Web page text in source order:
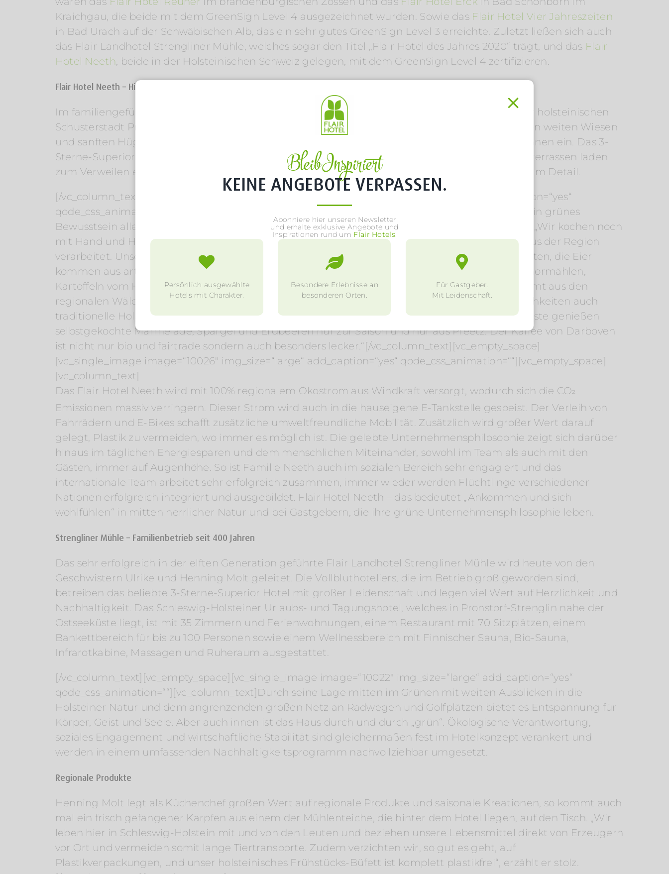
Kraichgau, die beide mit dem GreenSign Level 4 ausgezeichnet wurden. Sowie das Flair Hotel Vier Jahreszeiten
in Bad Urach auf der Schwäbischen Alb, das ein sehr gutes GreenSign Level 3 erreichte. Zuletzt ließen sich auch
das Flair Landhotel Strengliner Mühle, welches sogar den Titel „Flair Hotel des Jahres 2020“ trägt, und das Flair
Hotel Neeth, beide in der Holsteinischen Schweiz gelegen, mit dem GreenSign Level 4 zertifizieren.
Flair Hotel Neeth – Hier zählen der Mensch und die Natur
Im familiengeführten Flair Hotel Neeth in Dammdorf, einem Ortsteil von Lehmkuhlen, nahe der holsteinischen
Schusterstadt Preetz, steht das Thema Nachhaltigkeit an erster Stelle. Die Region ist geprägt von weiten Wiesen
und sanften Hügeln. Über 150 traumhafte Seen laden zum Baden, Paddeln, Segeln und Entspannen ein. Das 3-
Sterne-Superior Hotel mit Restaurant bietet 16 Zimmer und einen Tagungsbereich. Die Sonnenterrassen laden
zum Verweilen ein. Familie Neeth führt das Traditionshaus in dritter Generation mit viel Liebe zum Detail.
[/vc_column_text][vc_empty_space][vc_single_image image=“10018″ img_size=“large“ add_caption=“yes“
qode_css_animation=““][vc_column_text]Hier wissen sowohl Besitzer als auch Mitarbeiter, dass ein grünes
Bewusstsein allein nicht hilft, sondern auch gehandelt werden muss. Inhaber Kay Neeth erklärt: „Wir kochen noch
mit Hand und Herz. In unserer Küche werden fast ausschließlich frische Produkte vorwiegend aus der Region
verarbeitet. Unser Galloway wird robust auf Schleswig-Holsteinischen Naturschutzflächen gehalten, die Eier
kommen aus artgerechter Tierhaltung, die freilaufende Martinsgans stammt vom Bauernhof Thormählen,
Kartoffeln vom Hof Kröger in Postfeld, Schweinefleisch aus Norddeutschland, und das Wild kommt aus den
regionalen Wäldern. Natürlich gibt es auf der Speisekarte neben einigen internationalen Köstlichkeiten auch
traditionelle Holsteiner Spezialitäten und je nach Jahreszeit auch saisonale Gerichte. „Unsere Gäste genießen
selbstgekochte Marmelade, Spargel und Erdbeeren nur zur Saison und nur aus Preetz. Der Kaffee von Darboven
ist nicht nur bio und fairtrade sondern auch besonders lecker.“[/vc_column_text][vc_empty_space]
[vc_single_image image=“10026″ img_size=“large“ add_caption=“yes“ qode_css_animation=““][vc_empty_space]
[vc_column_text]
Das Flair Hotel Neeth wird mit 100% regionalem Ökostrom aus Windkraft versorgt, wodurch sich die CO²
Emissionen massiv verringern. Dieser Strom wird auch in die hauseigene E-Tankstelle gespeist. Der Verleih von
Fahrrädern und E-Bikes schafft zusätzliche umweltfreundliche Mobilität. Zusätzlich wird großer Wert darauf
gelegt, Plastik zu vermeiden, wo immer es möglich ist. Die gelebte Unternehmensphilosophie zeigt sich darüber
hinaus im täglichen Energiesparen und dem menschlichen Miteinander, sowohl im Team als auch mit den
Gästen, immer auf Augenhöhe. So ist Familie Neeth auch im sozialen Bereich sehr engagiert und das
internationale Team arbeitet sehr erfolgreich zusammen, immer wieder werden Flüchtlinge verschiedener
Nationen erfolgreich integriert und ausgebildet. Flair Hotel Neeth – das bedeutet „Ankommen und sich
wohlfühlen“ in mitten herrlicher Natur und bei Gastgebern, die ihre grüne Unternehmensphilosophie leben.
Strengliner Mühle – Familienbetrieb seit 400 Jahren
Das sehr erfolgreich in der elften Generation geführte Flair Landhotel Strengliner Mühle wird heute von den
Geschwistern Ulrike und Henning Molt geleitet. Die Vollbluthoteliers, die im Betrieb groß geworden sind,
betreiben das beliebte 3-Sterne-Superior Hotel mit großer Leidenschaft und legen viel Wert auf Herzlichkeit und
Nachhaltigkeit. Das Schleswig-Holsteiner Urlaubs- und Tagungshotel, welches in Pronstorf-Strenglin nahe der
Ostseeküste liegt, ist mit 35 Zimmern und Ferienwohnungen, einem Restaurant mit 70 Sitzplätzen, einem
Bankettbereich für bis zu 100 Personen sowie einem Wellnessbereich mit Finnischer Sauna, Bio-Sauna,
Infrarotkabine, Massagen und Ruheraum ausgestattet.
[/vc_column_text][vc_empty_space][vc_single_image image=“10022″ img_size=“large“ add_caption=“yes“
qode_css_animation=““][vc_column_text]Durch seine Lage mitten im Grünen mit weiten Ausblicken in die
Holsteiner Natur und dem angrenzenden großen Netz an Radwegen und Golfplätzen bietet es Entspannung für
Körper, Geist und Seele. Aber auch innen ist das Haus durch und durch „grün“. Ökologische Verantwortung,
soziales Engagement und wirtschaftliche Stabilität sind gleichermaßen fest im Hotelkonzept verankert und
werden in einem umfassenden Nachhaltigkeitsprogramm nachvollziehbar umgesetzt.
Regionale Produkte
Henning Molt legt als Küchenchef großen Wert auf regionale Produkte und saisonale Kreationen, so kommt auch
mal ein frisch gefangener Karpfen aus einem der Mühlenteiche, die hinter dem Hotel liegen, auf den Tisch. „Wir
leben hier in Schleswig-Holstein mit und von den Leuten und beziehen unsere Lebensmittel direkt von Erzeugern
vor Ort und vermeiden somit lange Tiertransporte. Zudem verzichten wir, so gut es geht, auf
Plastikverpackungen, und unser holsteinisches Frühstücks-Büfett ist komplett plastikfrei“, erzählt er stolz.
Bleib Inspiriert
KEINE ANGEBOTE VERPASSEN.
Abonniere hier unseren Newsletter
und erhalte exklusive Angebote und
Inspirationen rund um Flair Hotels.
Persönlich ausgewählte
Hotels mit Charakter.
Besondere Erlebnisse an
besonderen Orten.
Für Gastgeber.
Mit Leidenschaft.